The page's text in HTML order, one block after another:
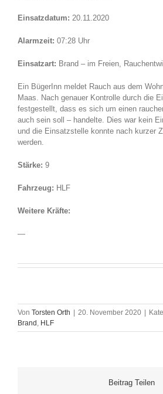
Einsatzdatum: 20.11.2020
Alarmzeit: 07:28 Uhr
Einsatzart: Brand – im Freien,
Ein BügerInn meldet Rauch aus dem
Maas. Nach genauer Kontrolle durch die
festgestellt, dass es sich um einen
auch sein soll – handelte. Dies war kein
und die Einsatzstelle konnte nach kurzer
werden.
Stärke: 9
Fahrzeug: HLF
Weitere Kräfte:
—
Von Torsten Orth | 20. November 2020 |
Brand, HLF
Beitrag Teilen